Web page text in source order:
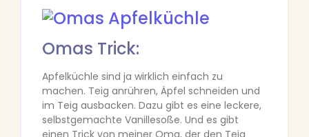
Omas Trick:
Apfelküchle sind ja wirklich einfach zu
machen. Teig anrühren, Äpfel schneiden und
im Teig ausbacken. Dazu gibt es eine leckere,
selbstgemachte Vanillesoße. Und es gibt